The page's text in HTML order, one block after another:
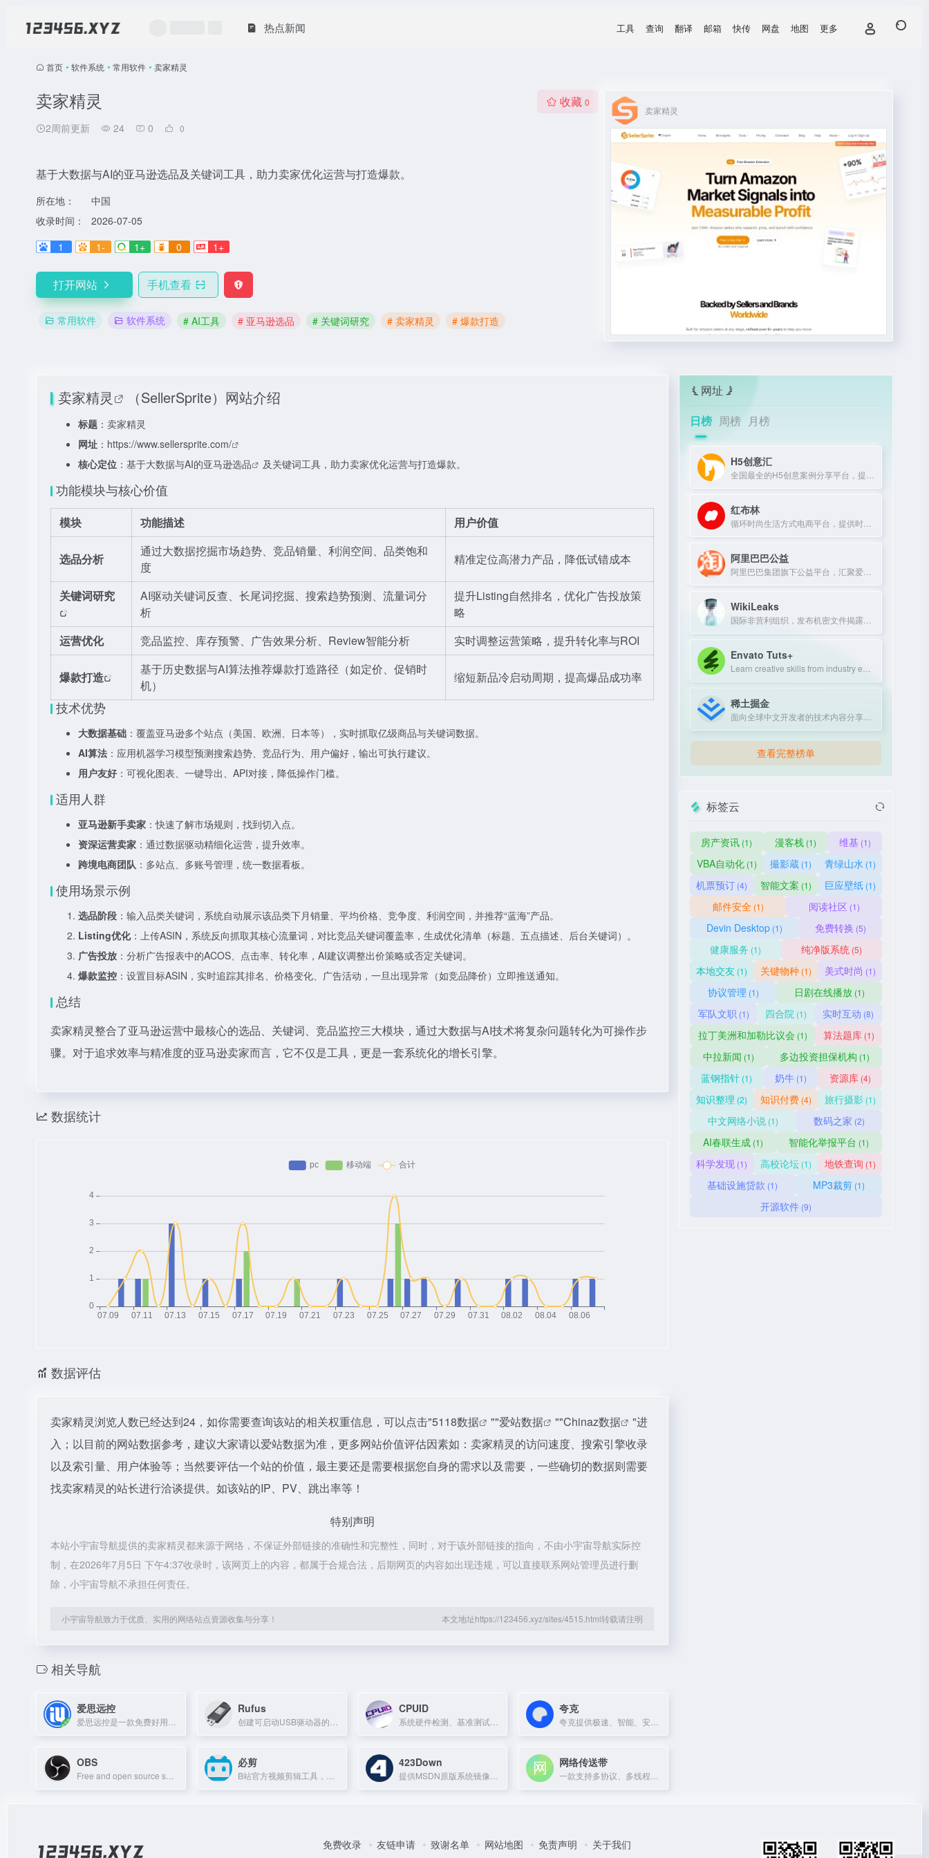
热点新闻 工具 查询 翻译 邮箱 快传 网盘 地图 更多
首页 • 软件系统 • 常用软件 • 卖家精灵
卖家精灵
2周前更新 24 0 0
收藏 0
基于大数据与AI的亚马逊选品及关键词工具，助力卖家优化运营与打造爆款。
所在地：
中国
收录时间：
2026-07-05
1
1- 1+ 0 1+
打开网站 手机查看
常用软件 软件系统 # AI工具 # 亚马逊选品 # 关键词研究 # 卖家精灵 # 爆款打造
卖家精灵
卖家精灵 （SellerSprite）网站介绍
标题 ：卖家精灵
网址 ： https://www.sellersprite.com/
核心定位 ：基于大数据与AI的亚马逊选品 及关键词工具，助力卖家优化运营与打造爆款。
功能模块与核心价值
模块 功能描述 用户价值
选品分析
通过大数据挖掘市场趋势、竞品销量、利润空间、品类饱和
度
精准定位高潜力产品，降低试错成本
关键词研究
AI驱动关键词反查、长尾词挖掘、搜索趋势预测、流量词分
析
提升Listing自然排名，优化广告投放策
略
运营优化
竞品监控、库存预警、广告效果分析、Review智能分析 实时调整运营策略，提升转化率与ROI
爆款打造
基于历史数据与AI算法推荐爆款打造路径（如定价、促销时
机）
缩短新品冷启动周期，提高爆品成功率
技术优势
大数据基础 ：覆盖亚马逊多个站点（美国、欧洲、日本等），实时抓取亿级商品与关键词数据。
AI算法 ：应用机器学习模型预测搜索趋势、竞品行为、用户偏好，输出可执行建议。
用户友好 ：可视化图表、一键导出、API对接，降低操作门槛。
适用人群
亚马逊新手卖家 ：快速了解市场规则，找到切入点。
资深运营卖家 ：通过数据驱动精细化运营，提升效率。
跨境电商团队 ：多站点、多账号管理，统一数据看板。
使用场景示例
选品阶段 ：输入品类关键词，系统自动展示该品类下月销量、平均价格、竞争度、利润空间，并推荐“蓝海”产品。
Listing优化：上传ASIN，系统反向抓取其核心流量词，对比竞品关键词覆盖率，生成优化清单（标题、五点描述、后台关键词）。
广告投放 ：分析广告报表中的ACOS、点击率、转化率，AI建议调整出价策略或否定关键词。
爆款监控 ：设置目标ASIN，实时追踪其排名、价格变化、广告活动，一旦出现异常（如竞品降价）立即推送通知。
总结
卖家精灵整合了亚马逊运营中最核心的选品、关键词、竞品监控三大模块，通过大数据与AI技术将复杂问题转化为可操作步
骤。对于追求效率与精准度的亚马逊卖家而言，它不仅是工具，更是一套系统化的增长引擎。
数据统计
数据评估
卖家精灵浏览人数已经达到24，如你需要查询该站的相关权重信息，可以点击"5118数据 ""爱站数据 ""Chinaz数据
"进
入；以目前的网站数据参考，建议大家请以爱站数据为准，更多网站价值评估因素如：卖家精灵的访问速度、搜索引擎收录
以及索引量、用户体验等；当然要评估一个站的价值，最主要还是需要根据您自身的需求以及需要，一些确切的数据则需要
找卖家精灵的站长进行洽谈提供。如该站的IP、PV、跳出率等！
特别声明
本站小宇宙导航提供的卖家精灵都来源于网络，不保证外部链接的准确性和完整性，同时，对于该外部链接的指向，不由小宇宙导航实际控
制，在2026年7月5日 下午4:37收录时，该网页上的内容，都属于合规合法，后期网页的内容如出现违规，可以直接联系网站管理员进行删
除，小宇宙导航不承担任何责任。
小宇宙导航致力于优质、实用的网络站点资源收集与分享！ 本文地址https://123456.xyz/sites/4515.html转载请注明
相关导航
爱思远控 Rufus CPUID 夸克
OBS 必剪 423Down 网络传送带
网址
日榜 周榜 月榜
H5创意汇
红布林
阿里巴巴公益
WikiLeaks
Envato Tuts+
稀土掘金
查看完整榜单
标签云
房产资讯 (1) 漫客栈 (1) 维基 (1)
VBA自动化(1) 撮影蔵(1) 青绿山水 (1)
机票预订 (4) 智能文案 (1) 巨应壁纸(1)
邮件安全(1) 阅读社区 (1)
Devin Desktop(1) 免费转换 (5)
健康服务 (1) 纯净版系统 (5)
本地交友 (1) 关键物种 (1) 美式时尚 (1)
协议管理 (1) 日剧在线播放(1)
军队文职 (1) 四合院 (1) 实时互动 (8)
拉丁美洲和加勒比议会 (1) 算法题库(1)
中拉新闻 (1) 多边投资担保机构 (1)
蓝钢指针 (1) 奶牛 (1) 资源库(4)
知识整理 (2) 知识付费 (4) 旅行摄影(1)
中文网络小说(1) 数码之家 (2)
AI春联生成(1) 智能化举报平台 (1)
科学发现 (1) 高校论坛 (1) 地铁查询 (1)
基础设施贷款 (1) MP3裁剪(1)
开源软件 (9)
免费收录 友链申请 致谢名单 网站地图 免责声明 关于我们